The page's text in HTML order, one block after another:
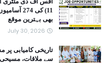
11) کی
بھی بہترین موقع
July 30, 2026
تاریخی کامیابی
سے ملاقات، مسیحی